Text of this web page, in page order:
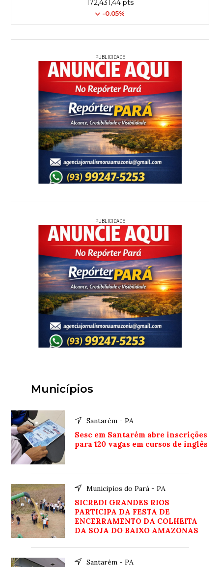
172,431,44 pts
-0.05%
PUBLICIDADE
PUBLICIDADE
Municípios
Santarém - PA
Sesc em Santarém abre inscrições
para 120 vagas em cursos de inglês
Municipios do Pará - PA
SICREDI GRANDES RIOS
PARTICIPA DA FESTA DE
ENCERRAMENTO DA COLHEITA
DA SOJA DO BAIXO AMAZONAS
Santarém - PA